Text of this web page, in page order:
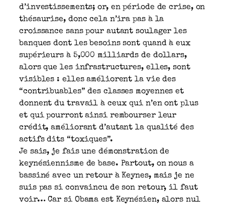
d’investissements; or, en période de crise, on
thésaurise, donc cela n’ira pas à la
croissance sans pour autant soulager les
banques dont les besoins sont quand à eux
supérieurs à 5,000 milliards de dollars,
alors que les infrastructures, elles, sont
visibles : elles améliorent la vie des
“contribuables” des classes moyennes et
donnent du travail à ceux qui n’en ont plus
et qui pourront ainsi rembourser leur
crédit, améliorant d’autant la qualité des
actifs dits “toxiques”.
Je sais, je fais une démonstration de
keynésiennisme de base. Partout, on nous a
bassiné avec un retour à Keynes, mais je ne
suis pas si convaincu de son retour, il faut
voir… Car si Obama est Keynésien, alors nul